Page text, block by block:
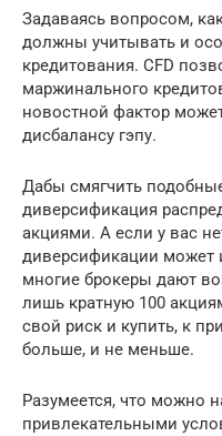
Задаваясь вопросом,
должны учитывать и
кредитования. CFD
маржинального
новостной фактор
дисбалансу гэпу.
Дабы смягчить
диверсификация
акциями. А если у вас
диверсификации может
многие брокеры дают
лишь кратную 100
свой риск и купить, к
больше, и не меньше.
Разумеется, что можно
привлекательными